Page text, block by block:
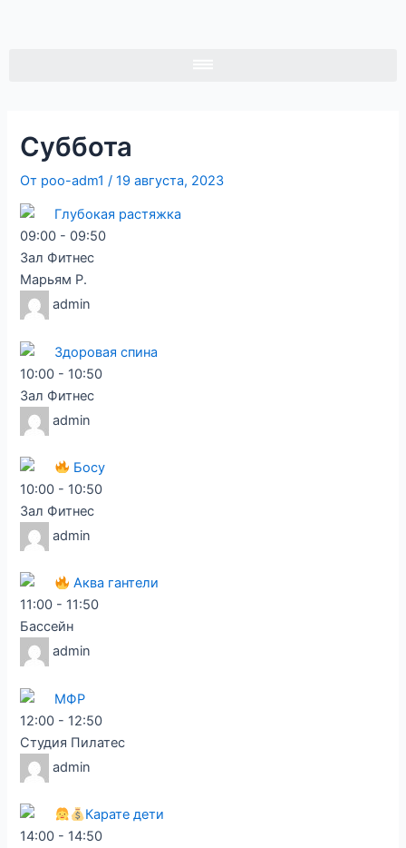
Суббота
От poo-adm1/19 августа, 2023
Глубокая растяжка
09:00 - 09:50
Зал Фитнес
Марьям Р.
admin
Здоровая спина
10:00 - 10:50
Зал Фитнес
admin
Босу
10:00 - 10:50
Зал Фитнес
admin
Аква гантели
11:00 - 11:50
Бассейн
admin
МФР
12:00 - 12:50
Студия Пилатес
admin
Карате дети
14:00 - 14:50